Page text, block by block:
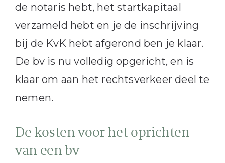
de notaris hebt, het startkapitaal
verzameld hebt en je de inschrijving
bij de KvK hebt afgerond ben je klaar.
De bv is nu volledig opgericht, en is
klaar om aan het rechtsverkeer deel te
nemen.
De kosten voor het oprichten
van een bv